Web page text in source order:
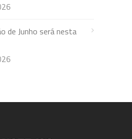
de Junho será nesta